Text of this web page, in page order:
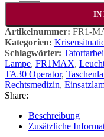
IN
Artikelnummer: FR1-
Kategorien:
Schlagwörter:
Lampe, FR1MAX,
TA30 Operator,
Rechtsmedizin,
Share:
Beschreibung
Zusätzliche